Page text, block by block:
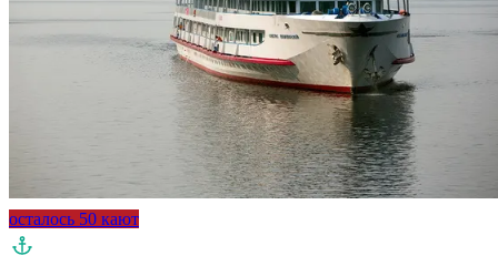
осталось 50 кают